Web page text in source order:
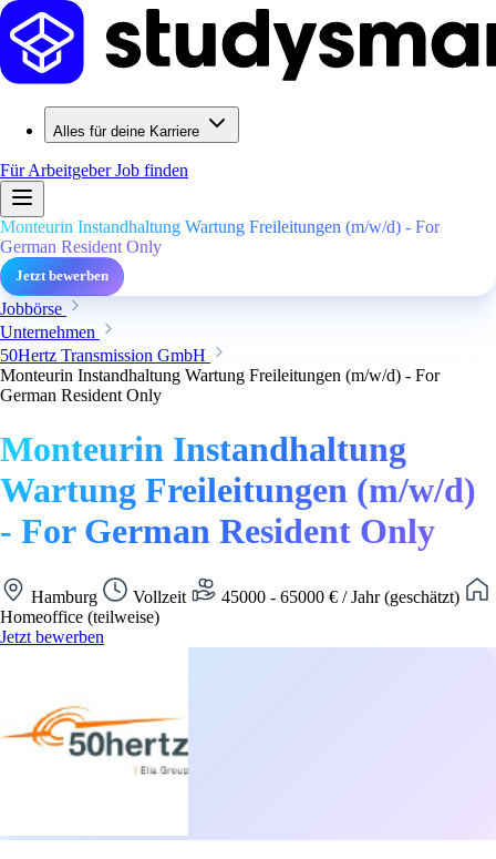
Alles für deine Karriere
Für ArbeitgeberJob finden
Monteurin Instandhaltung Wartung Freileitungen (m/w/d) - For
German Resident Only
Jetzt bewerben
Jobbörse
Unternehmen
50Hertz Transmission GmbH
Monteurin Instandhaltung Wartung Freileitungen (m/w/d) - For
German Resident Only
Monteurin Instandhaltung
Wartung Freileitungen (m/w/d)
- For German Resident Only
Hamburg Vollzeit
45000 - 65000 € / Jahr (geschätzt)
Homeoffice (teilweise)
Jetzt bewerben